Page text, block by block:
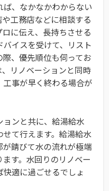
、なかなかわからない
工務店などに相談する
に伝え、長持ちさせる
イスを受けて、リスト
、優先順位も伺ってお
リノベーションと同時
事が早く終わる場合が
ンと共に、給湯給水
て行えます。給湯給水
錆びて水の流れが極端
す。水回りのリノベー
適に過ごせるでしょ